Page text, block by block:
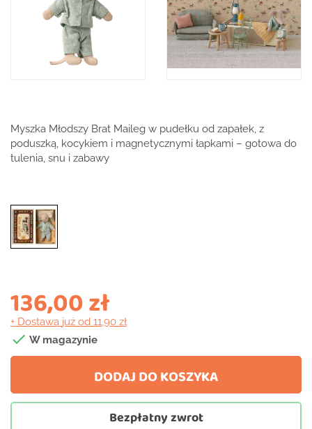
Myszka Młodszy Brat Maileg w pudełku od zapałek, z
poduszką, kocykiem i magnetycznymi łapkami – gotowa do
tulenia, snu i zabawy
136,00 zł
+ Dostawa już od 11,90 zł
 W magazynie
DODAJ DO KOSZYKA
Bezpłatny zwrot